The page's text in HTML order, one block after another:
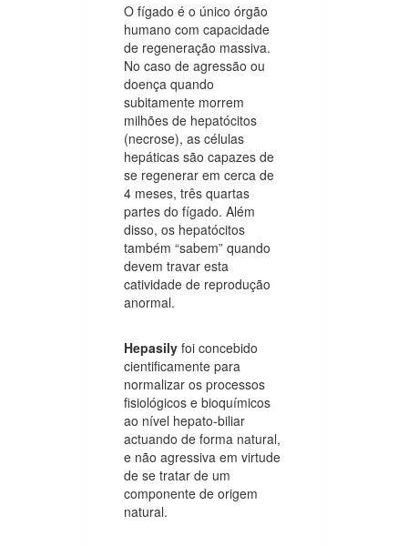
O fígado é o único órgão
humano com capacidade
de regeneração massiva.
No caso de agressão ou
doença quando
subitamente morrem
milhões de hepatócitos
(necrose), as células
hepáticas são capazes de
se regenerar em cerca de
4 meses, três quartas
partes do fígado. Além
disso, os hepatócitos
também “sabem” quando
devem travar esta
catividade de reprodução
anormal.
Hepasily foi concebido
cientificamente para
normalizar os processos
fisiológicos e bioquímicos
ao nível hepato-biliar
actuando de forma natural,
e não agressiva em virtude
de se tratar de um
componente de origem
natural.